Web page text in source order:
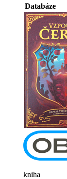
Databáze
kniha